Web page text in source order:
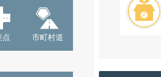
点 市町村道